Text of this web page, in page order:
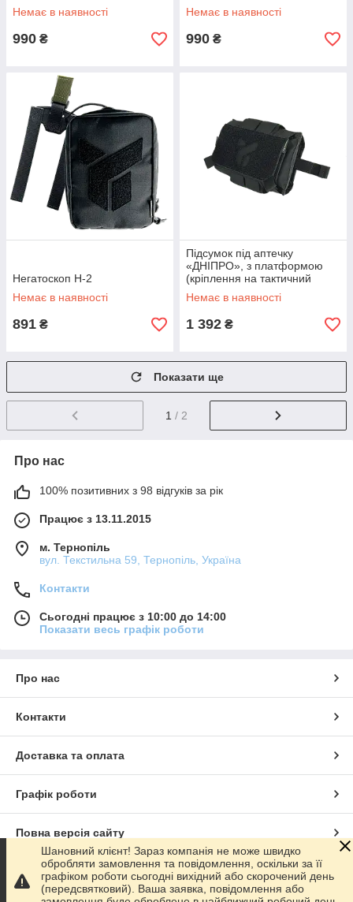
Немає в наявності
990 ₴
Немає в наявності
990 ₴
Негатоскоп Н-2
Немає в наявності
891 ₴
Підсумок під аптечку
«ДНІПРО», з платформою
(кріплення на тактичний
пояс), PM27, чорний
Немає в наявності
1 392 ₴
Показати ще
1 / 2
Про нас
100% позитивних з 98 відгуків за рік
Працює з 13.11.2015
м. Тернопіль
вул. Текстильна 59, Тернопіль, Україна
Контакти
Сьогодні працює з 10:00 до 14:00
Показати весь графік роботи
Про нас
Контакти
Доставка та оплата
Графік роботи
Повна версія сайту
Сайт створено на маркетплейсіProm.ua
Шановний клієнт! Зараз компанія не може швидко
обробляти замовлення та повідомлення, оскільки за її
графіком роботи сьогодні вихідний або скорочений день
(передсвятковий). Ваша заявка, повідомлення або